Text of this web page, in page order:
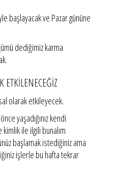
başlayacak ve Pazar gününe
dediğimiz karma
ETKİLENECEĞİZ
olarak etkileyecek.
yaşadığınız kendi
ile ilgili bunalım
başlamak istediğiniz ama
işlerle bu hafta tekrar